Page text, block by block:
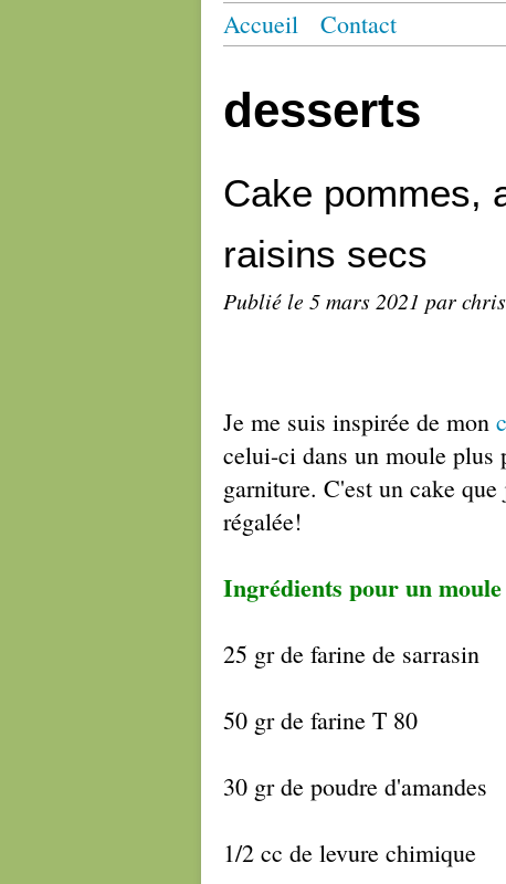
Accueil Contact
desserts
Cake pommes,
raisins secs
Publié le 5 mars 2021 par
Je me suis inspirée de mon
celui-ci dans un moule
garniture. C'est un cake
régalée!
Ingrédients pour un
25 gr de farine de sarrasin
50 gr de farine T 80
30 gr de poudre d'amandes
1/2 cc de levure chimique